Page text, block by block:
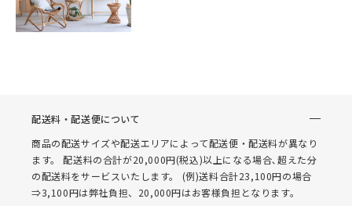
配送料・配送便について
商品の配送サイズや配送エリアによって配送便・配送料が異なり
ます。 配送料の合計が20,000円(税込)以上になる場合､超えた分
の配送料をサービスいたします。 (例)送料合計23,100円の場合
⇒3,100円は弊社負担、20,000円はお客様負担となります。